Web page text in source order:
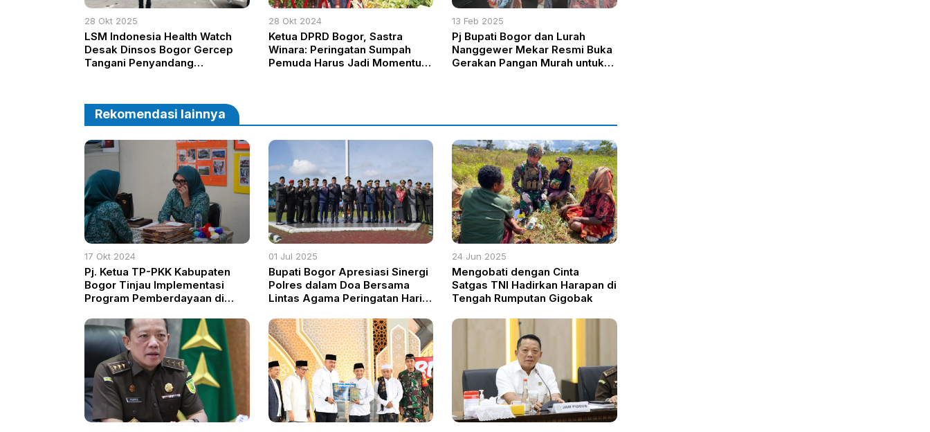
28 Okt 2025
LSM Indonesia Health Watch
Desak Dinsos Bogor Gercep
Tangani Penyandang
28 Okt 2024
Ketua DPRD Bogor, Sastra
Winara: Peringatan Sumpah
Pemuda Harus Jadi Momentum
13 Feb 2025
Pj Bupati Bogor dan Lurah
Nanggewer Mekar Resmi Buka
Gerakan Pangan Murah untuk
Rekomendasi lainnya
17 Okt 2024
Pj. Ketua TP-PKK Kabupaten
Bogor Tinjau Implementasi
Program Pemberdayaan di
01 Jul 2025
Bupati Bogor Apresiasi Sinergi
Polres dalam Doa Bersama
Lintas Agama Peringatan Hari
24 Jun 2025
Mengobati dengan Cinta
Satgas TNI Hadirkan Harapan di
Tengah Rumputan Gigobak